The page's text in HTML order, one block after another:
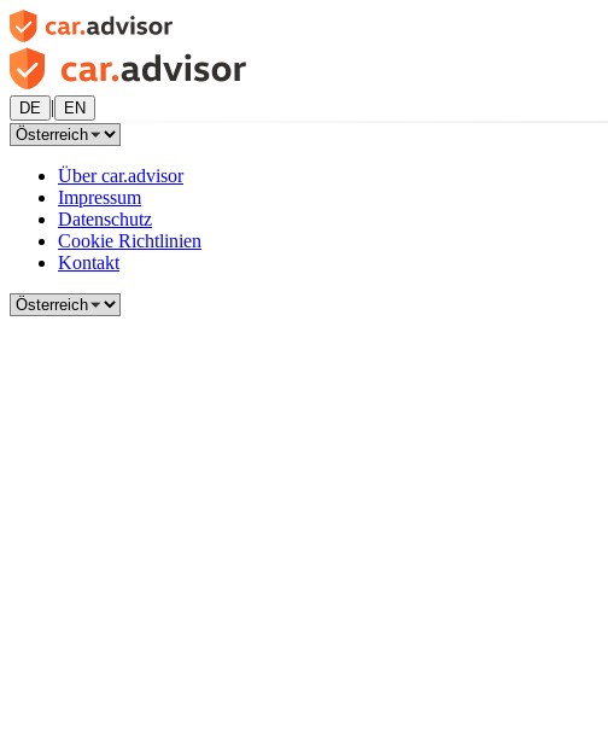
DE | EN
Über car.advisor
Impressum
Datenschutz
Cookie Richtlinien
Kontakt